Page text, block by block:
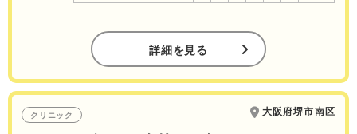
詳細を見る
クリニック 大阪府堺市南区